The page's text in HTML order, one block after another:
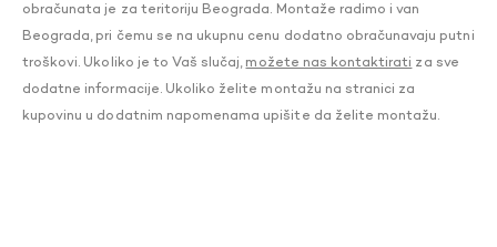
obračunata je za teritoriju Beograda. Montaže radimo i van
Beograda, pri čemu se na ukupnu cenu dodatno obračunavaju putni
troškovi. Ukoliko je to Vaš slučaj, možete nas kontaktirati za sve
dodatne informacije. Ukoliko želite montažu na stranici za
kupovinu u dodatnim napomenama upišite da želite montažu.